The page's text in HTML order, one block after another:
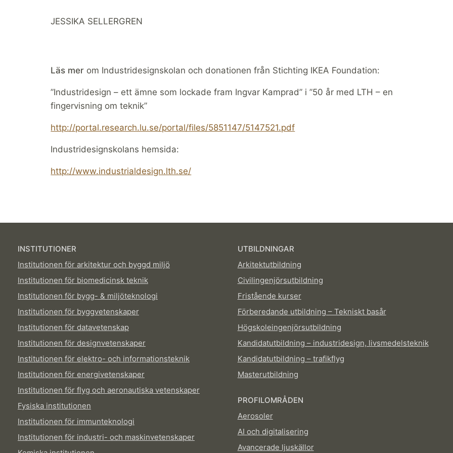
JESSIKA SELLERGREN
Läs mer om Industridesignskolan och donationen från Stichting IKEA Foundation:
”Industridesign – ett ämne som lockade fram Ingvar Kamprad” i ”50 år med LTH – en
fingervisning om teknik”
http://portal.research.lu.se/portal/files/5851147/5147521.pdf
Industridesignskolans hemsida:
http://www.industrialdesign.lth.se/
INSTITUTIONER
Institutionen för arkitektur och byggd miljö
Institutionen för biomedicinsk teknik
Institutionen för bygg- & miljöteknologi
Institutionen för byggvetenskaper
Institutionen för datavetenskap
Institutionen för designvetenskaper
Institutionen för elektro- och informationsteknik
Institutionen för energivetenskaper
Institutionen för flyg och aeronautiska vetenskaper
Fysiska institutionen
Institutionen för immunteknologi
Institutionen för industri- och maskinvetenskaper
UTBILDNINGAR
Arkitektutbildning
Civilingenjörsutbildning
Fristående kurser
Förberedande utbildning – Tekniskt basår
Högskoleingenjörsutbildning
Kandidatutbildning – industridesign, livsmedelsteknik
Kandidatutbildning – trafikflyg
Masterutbildning
PROFILOMRÅDEN
Aerosoler
AI och digitalisering
Avancerade ljuskällor